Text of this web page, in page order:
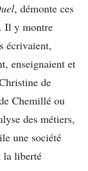
, démonte ces
. Il y montre
écrivaient,
enseignaient et
de
Chemillé ou
des métiers,
une société
la liberté